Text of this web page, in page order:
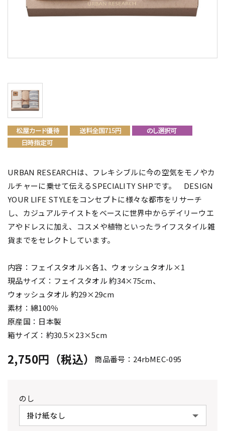
URBAN RESEARCHは、フレキシブルに今の空気をモノやカ
ルチャーに乗せて伝えるSPECIALITY SHPです。 DESIGN
YOUR LIFE STYLEをコンセプトに様々な都市をリサーチ
し、カジュアルテイストをベースに世界中からデイリーウエ
アやドレスに加え、コスメや植物といったライフスタイル雑
貨までをセレクトしています。
内容：フェイスタオル×各1、ウォッシュタオル×1
現品サイズ：フェイスタオル 約34×75cm、
ウォッシュタオル 約29×29cm
素材：綿100％
原産国：日本製
箱サイズ：約30.5×23×5cm
2,750円（税込） 商品番号：24rbMEC-095
のし